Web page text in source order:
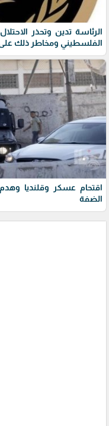
الرئاسة تدين وتحذر
الفلسطيني ومخاطر ذلك
اقتحام عسكر وقلنديا
الضفة